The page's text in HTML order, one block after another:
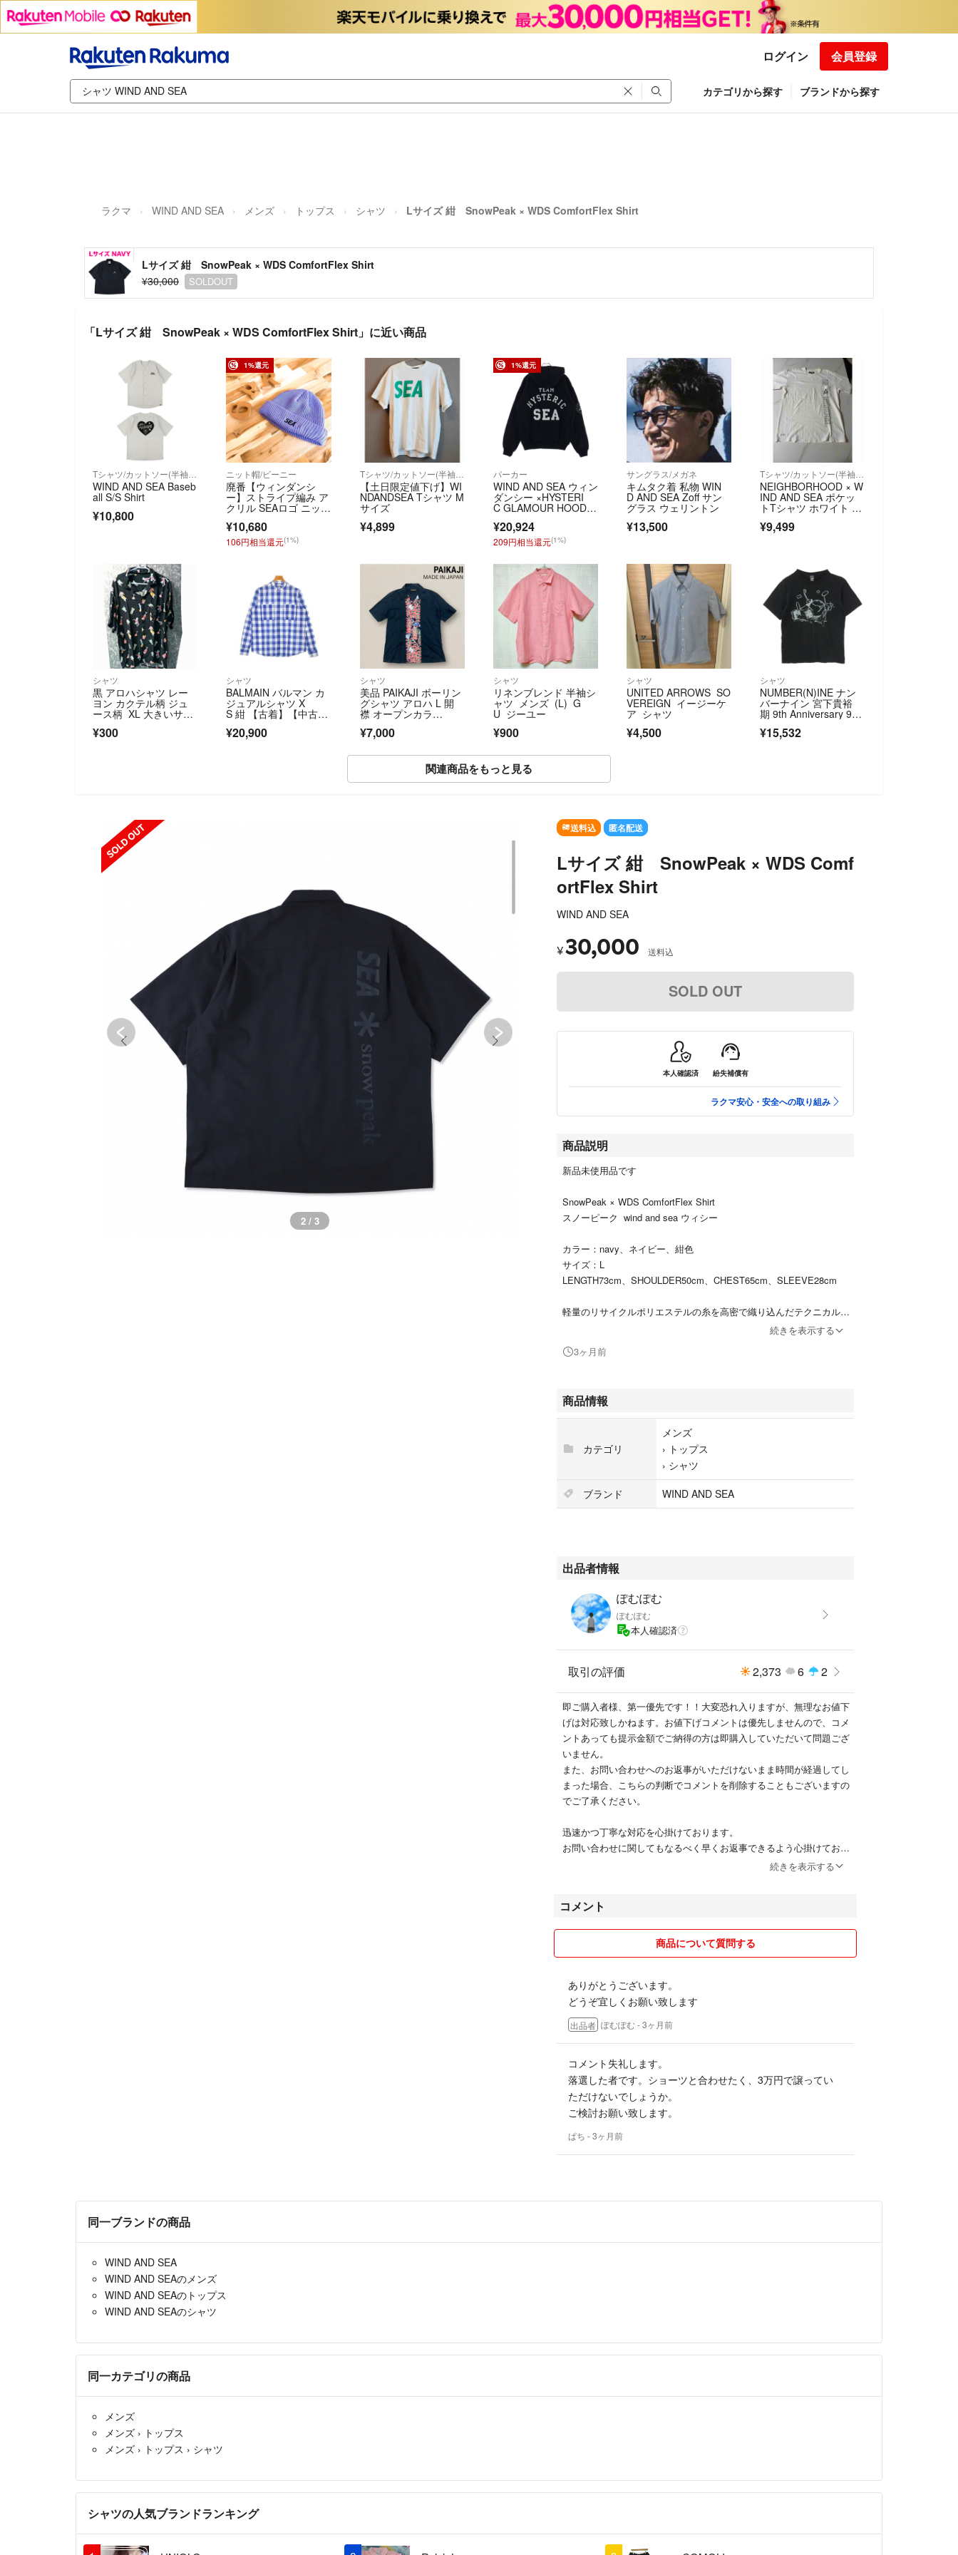
ログイン 会員登録
カテゴリから探す ブランドから探す
ラクマ WIND AND SEA メンズ トップス シャツ Lサイズ 紺 SnowPeak × WDS ComfortFlex Shirt
Lサイズ 紺 SnowPeak × WDS ComfortFlex Shirt
¥30,000
SOLDOUT
「Lサイズ 紺 SnowPeak × WDS ComfortFlex Shirt」に近い商品
WIND AND SEA Baseb
all S/S Shirt
¥10,800
1%還元
ニット帽/ビーニー
廃番【ウィンダンシ
ー】ストライプ編み ア
クリル SEAロゴ ニット
帽紫パープル
¥10,680
106円相当還元(1%)
【土日限定値下げ】WI
NDANDSEA Tシャツ M
サイズ
¥4,899
1%還元
パーカー
WIND AND SEA ウィン
ダンシー ×HYSTERI
C GLAMOUR HOODI
テリックグラマー ロゴ
刺繍 フーディ プルオ
ーバーパーカー ブラッ
ク
¥20,924
209円相当還元(1%)
サングラス/メガネ
キムタク着 私物 WIN
D AND SEA Zoff サン
グラス ウェリントン
¥13,500
NEIGHBORHOOD × W
IND AND SEA ポケッ
トTシャツ ホワイト L
サイズ ネイバーフッ
ド ウィンダンシー 白
¥9,499
シャツ
黒 アロハシャツ レー
ヨン カクテル柄 ジュ
ース柄 XL 大きいサイ
¥300
シャツ
BALMAIN バルマン カ
ジュアルシャツ X
S 紺 【古着】【中古】
¥20,900
シャツ
美品 PAIKAJI ボーリン
グシャツ アロハ L 開
襟 オープンカラ
ク 黒 ロゴ刺繍 パイカ
¥7,000
シャツ
リネンブレンド 半袖シ
ャツ メンズ (L) G
U ジーユー
¥900
シャツ
UNITED ARROWS SO
VEREIGN イージーケ
ア シャツ
¥4,500
シャツ
NUMBER(N)INE ナン
バーナイン 宮下貴裕
期 9th Anniversary 9周
シャツ 半袖カットソ
¥15,532
関連商品をもっと見る
SOLD OUT
3 / 3
送料込 匿名配送
Lサイズ 紺 SnowPeak × WDS Comf
ortFlex Shirt
WIND AND SEA
¥30,000 送料込
SOLD OUT
本人確認済 紛失補償有
ラクマ安心・安全への取り組み
商品説明
新品未使用品です
SnowPeak × WDS ComfortFlex Shirt
スノーピーク wind and sea ウィシー
カラー：navy、ネイビー、紺色
サイズ：L
LENGTH73cm、SHOULDER50cm、CHEST65cm、SLEEVE28cm
軽量のリサイクルポリエステルの糸を高密で織り込んだテクニカルス
背面右にマットプリントのコラボレーションロゴを生地同色でバーテ
宜しくお願い致します
カラーデザインレギュラーカラー
カラーデザイン···レギュラーカラー
サイズ···L
続きを表示する
3ヶ月前
商品情報
カテゴリ
メンズ
› トップス
› シャツ
ブランド
WIND AND SEA
出品者情報
ぽむぽむ
ぽむぽむ
本人確認済
取引の評価 2,373 6 2
即ご購入者様、第一優先です！！大変恐れ入りますが、無理なお値下
げは対応致しかねます。お値下げコメントは優先しませんので、コメ
ントあっても提示金額でご納得の方は即購入していただいて問題ござ
いません。
また、お問い合わせへのお返事がいただけないまま時間が経過してし
まった場合、こちらの判断でコメントを削除することもございますの
でご了承ください。
迅速かつ丁寧な対応を心掛けております。
お問い合わせに関してもなるべく早くお返事できるよう心掛けており
続きを表示する
コメント
商品について質問する
ありがとうございます。
どうぞ宜しくお願い致します
出品者 ぽむぽむ- 3ヶ月前
コメント失礼します。
落選した者です。ショーツと合わせたく、3万円で譲ってい
ただけないでしょうか。
ご検討お願い致します。
ぱち - 3ヶ月前
同一ブランドの商品
WIND AND SEA
WIND AND SEAのメンズ
WIND AND SEAのトップス
WIND AND SEAのシャツ
同一カテゴリの商品
メンズ
メンズ › トップス
メンズ › トップス › シャツ
シャツの人気ブランドランキング